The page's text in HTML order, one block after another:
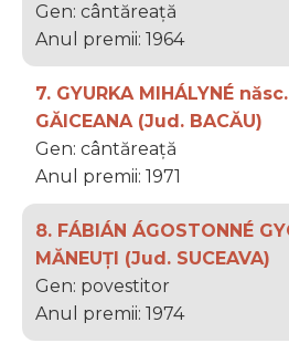
Gen: cântăreață
Anul premii: 1964
7. GYURKA MIHÁLYNÉ
GĂICEANA (Jud. BACĂU)
Gen: cântăreață
Anul premii: 1971
8. FÁBIÁN ÁGOSTONNÉ
MĂNEUȚI (Jud. SUCEAVA)
Gen: povestitor
Anul premii: 1974